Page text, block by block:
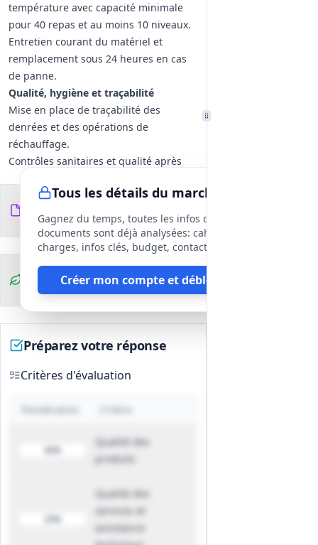
température avec capacité minimale
pour 40 repas et au moins 10 niveaux.
Entretien courant du matériel et
remplacement sous 24 heures en cas
de panne.
Qualité, hygiène et traçabilité
Mise en place de traçabilité des
denrées et des opérations de
réchauffage.
Contrôles sanitaires et qualité après
conformité et mesures correctives.
Formation annuelle du personnel à la
démarche HACCP et accompagnement
technique continu.
Adaptation des prestations et
événements
Possibilité de modification des plats,
propositions de menus festifs et
Propositions d'animations et
Procédures d'adaptation du service en
incidents), avec modalités
Développement durable
Utilisation d'emballages recyclables
l'évacuation des déchets si recyclage
impossible.
Favorisation de produits régionaux et
Tous les détails du marché
Gagnez du temps, toutes les infos des
documents sont déjà analysées: cahier des
charges, infos clés, budget, contact, etc
Créer mon compte et débloquer
Documents du
DCE
fichiers
Clauses
environnementales
Préparez votre réponse
Critères d'évaluation
Pondération Critère
Qualité des
produits
Qualité des
services et
assistance